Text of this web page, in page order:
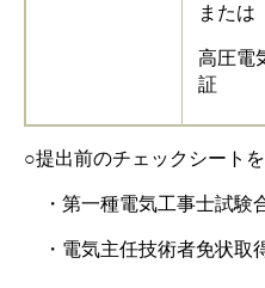
または
高圧電
証
○提出前のチェックシート
・第一種電気工事士試験
・電気主任技術者免状取